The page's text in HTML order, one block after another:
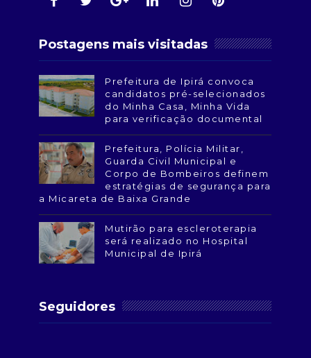
Postagens mais visitadas
Prefeitura de Ipirá convoca
candidatos pré-selecionados
do Minha Casa, Minha Vida
para verificação documental
Prefeitura, Polícia Militar,
Guarda Civil Municipal e
Corpo de Bombeiros definem
estratégias de segurança para
a Micareta de Baixa Grande
Mutirão para escleroterapia
será realizado no Hospital
Municipal de Ipirá
Seguidores